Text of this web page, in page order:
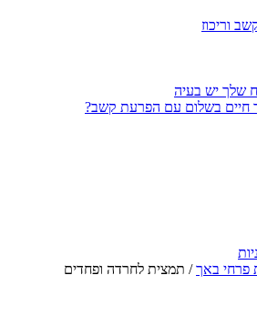
וריכוז
שלך יש בעיה
חיים בשלום עם הפרעת קשב?
פרחי באך/ תמצית לחרדה ופחדים